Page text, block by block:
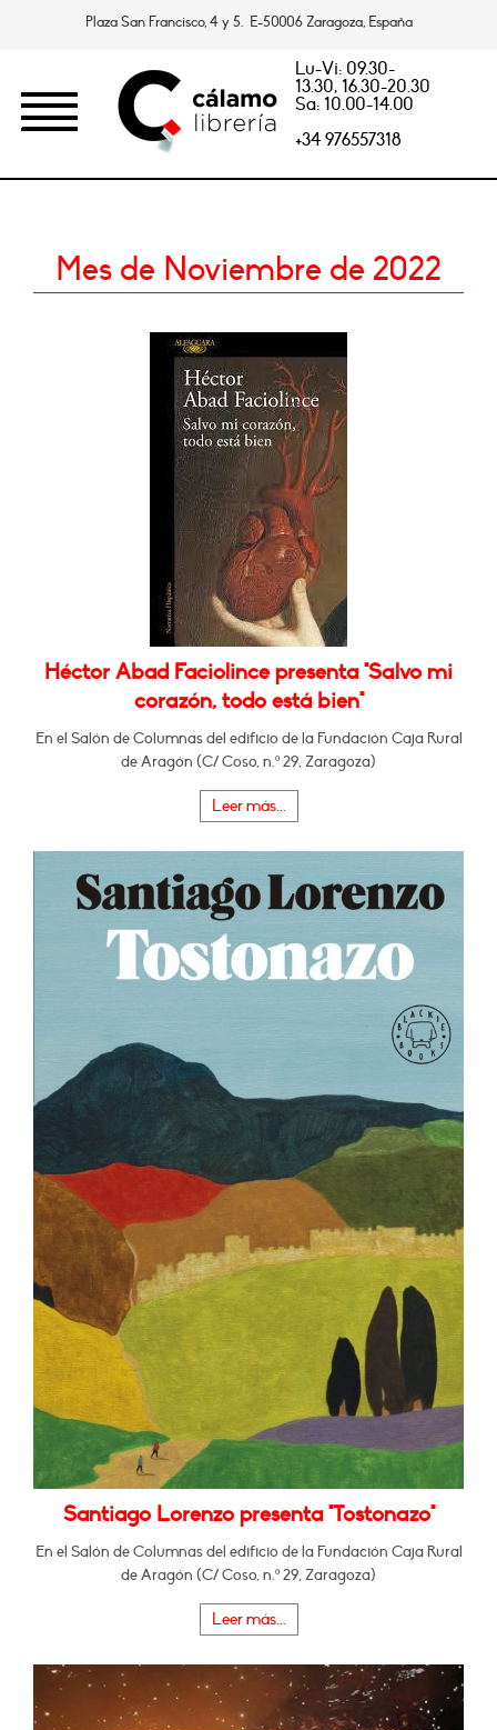
Plaza San Francisco, 4 y 5. E-50006 Zaragoza, España
Lu-Vi: 09.30-
13.30, 16.30-20.30
Sa: 10.00-14.00
+34 976557318
Mes de Noviembre de 2022
Héctor Abad Faciolince presenta "Salvo mi
corazón, todo está bien"
En el Salón de Columnas del edificio de la Fundación Caja Rural
de Aragón (C/ Coso, n.º 29, Zaragoza)
Leer más...
Santiago Lorenzo presenta "Tostonazo"
En el Salón de Columnas del edificio de la Fundación Caja Rural
de Aragón (C/ Coso, n.º 29, Zaragoza)
Leer más...